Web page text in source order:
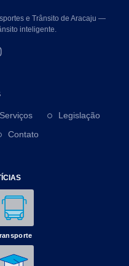
e Trânsito de Aracaju —
inteligente.
Serviços
Legislação
Contato